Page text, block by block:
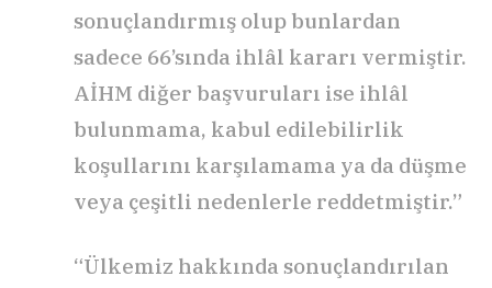
sonuçlandırmış olup bunlardan
sadece 66’sında ihlâl kararı vermiştir.
AİHM diğer başvuruları ise ihlâl
bulunmama, kabul edilebilirlik
koşullarını karşılamama ya da düşme
veya çeşitli nedenlerle reddetmiştir.”
“Ülkemiz hakkında sonuçlandırılan